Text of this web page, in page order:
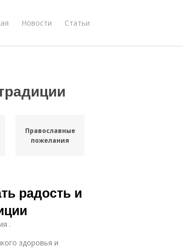
Новости Статьи
Православные
пожелания
радость и
.
здоровья и